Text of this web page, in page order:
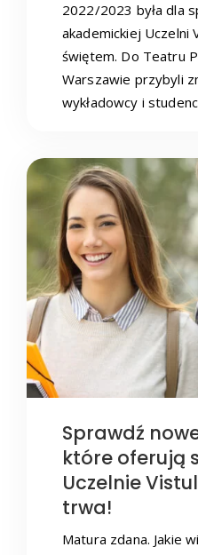
2022/2023 była dla
akademickiej Uczelni
świętem. Do Teatru
Warszawie przybyli
wykładowcy i
Sprawdź
które oferują
Uczelnie
trwa!
Matura zdana. Jakie